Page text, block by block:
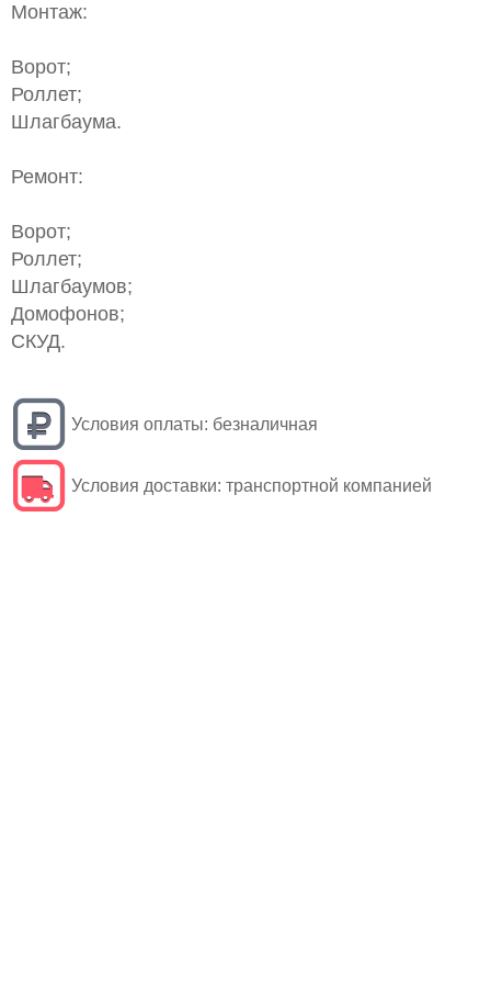
Монтаж:
Ворот;
Роллет;
Шлагбаума.
Ремонт:
Ворот;
Роллет;
Шлагбаумов;
Домофонов;
СКУД.
Условия оплаты: безналичная
Условия доставки: транспортной компанией